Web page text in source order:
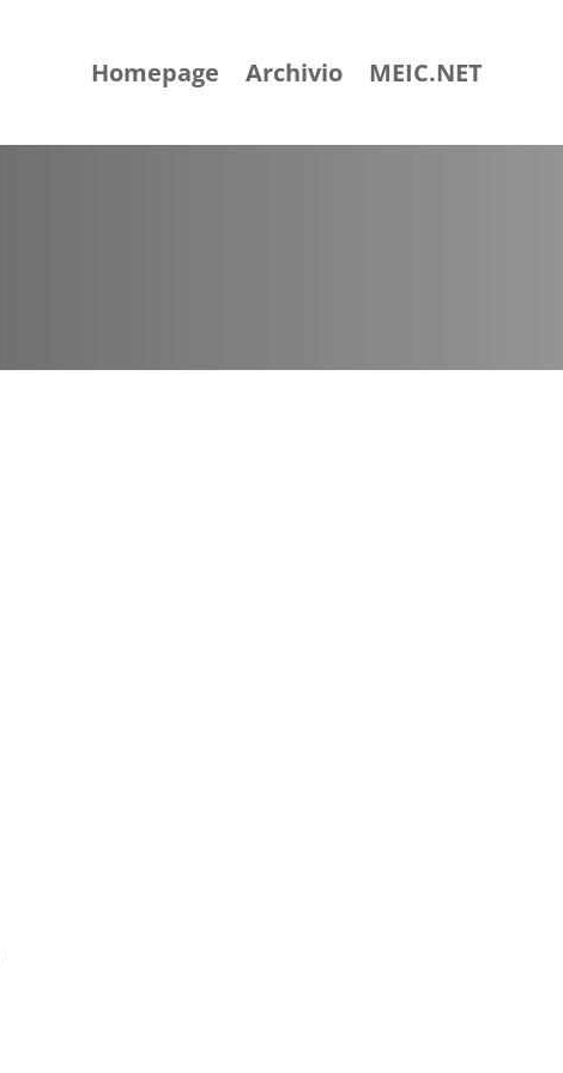
Homepage Archivio MEIC.NET